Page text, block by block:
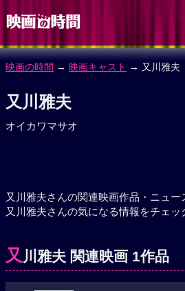
映画の時間 → 映画キャスト → 又川雅夫
又川雅夫
オイカワマサオ
又川雅夫さんの関連映画作品・ニュー
又川雅夫さんの気になる情報をチェッ
又 川雅夫 関連映画 1作品